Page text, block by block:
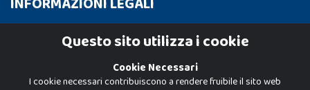
Cookie PolicyQuesto sito utilizza i cookie
Cookie Necessari
I cookie necessari contribuiscono a rendere fruibile il sito web